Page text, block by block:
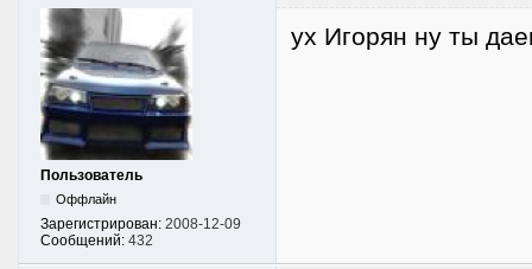
Пользователь
Оффлайн
Зарегистрирован: 2008-12-09
Сообщений: 432
ух Игорян ну ты